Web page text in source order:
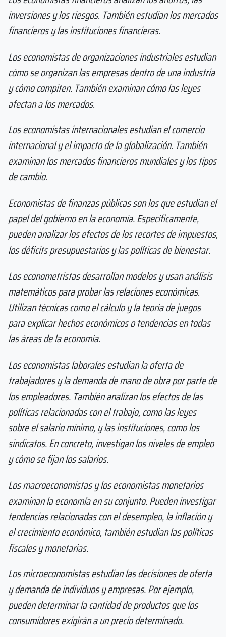
inversiones y los riesgos. También estudian los mercados
financieros y las instituciones financieras.
Los economistas de organizaciones industriales estudian
cómo se organizan las empresas dentro de una industria
y cómo compiten. También examinan cómo las leyes
afectan a los mercados.
Los economistas internacionales estudian el comercio
internacional y el impacto de la globalización. También
examinan los mercados financieros mundiales y los tipos
de cambio.
Economistas de finanzas públicas son los que estudian el
papel del gobierno en la economía. Específicamente,
pueden analizar los efectos de los recortes de impuestos,
los déficits presupuestarios y las políticas de bienestar.
Los econometristas desarrollan modelos y usan análisis
matemáticos para probar las relaciones económicas.
Utilizan técnicas como el cálculo y la teoría de juegos
para explicar hechos económicos o tendencias en todas
las áreas de la economía.
Los economistas laborales estudian la oferta de
trabajadores y la demanda de mano de obra por parte de
los empleadores. También analizan los efectos de las
políticas relacionadas con el trabajo, como las leyes
sobre el salario mínimo, y las instituciones, como los
sindicatos. En concreto, investigan los niveles de empleo
y cómo se fijan los salarios.
Los macroeconomistas y los economistas monetarios
examinan la economía en su conjunto. Pueden investigar
tendencias relacionadas con el desempleo, la inflación y
el crecimiento económico, también estudian las políticas
fiscales y monetarias.
Los microeconomistas estudian las decisiones de oferta
y demanda de individuos y empresas. Por ejemplo,
pueden determinar la cantidad de productos que los
consumidores exigirán a un precio determinado.